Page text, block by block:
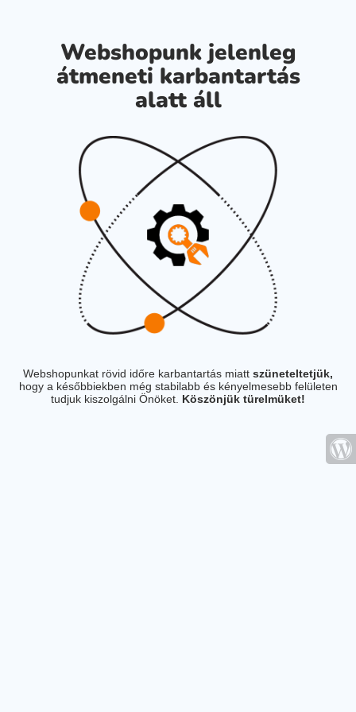
Webshopunk jelenleg
átmeneti karbantartás
alatt áll
Webshopunkat rövid időre karbantartás miatt szüneteltetjük,
hogy a későbbiekben még stabilabb és kényelmesebb felületen
tudjuk kiszolgálni Önöket. Köszönjük türelmüket!